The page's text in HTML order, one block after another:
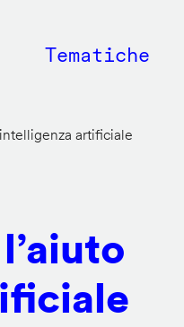
Main
Tematiche
artificiale